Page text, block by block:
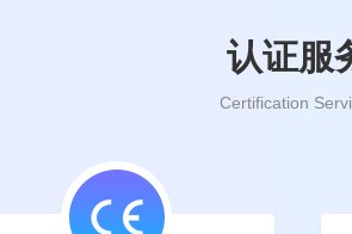
认证服
Certification